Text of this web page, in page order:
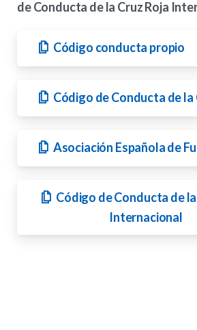
de Conducta de la Cruz Roja
Código conducta propio
Código de Conducta de la
Asociación Española de
Código de Conducta de
Internacional